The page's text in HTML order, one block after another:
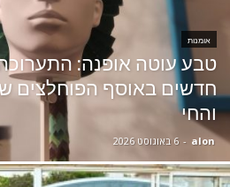
אומנות
טבע עוטה אופנה:
חדשים באוסף הפוחלצים
והחי
alon
- 6 באוגוסט 2026